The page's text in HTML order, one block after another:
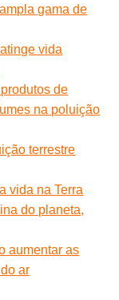
gama de
vida
de
na poluição
terrestre
vida na Terra
do planeta,
aumentar as
ar